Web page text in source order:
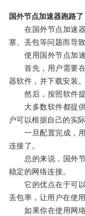
国外节点加速器跑路了
在国外节点加速器
塞、丢包等问题而导
使用国外节点加速
首先，用户需要在
器软件，并下载安装。
然后，按照软件提
大多数软件都提供
户可以根据自己的实
一旦配置完成，用
连接了。
总的来说，国外节
稳定的网络连接。
它的优点在于可以
丢包率，让用户在使
如果你在使用网络